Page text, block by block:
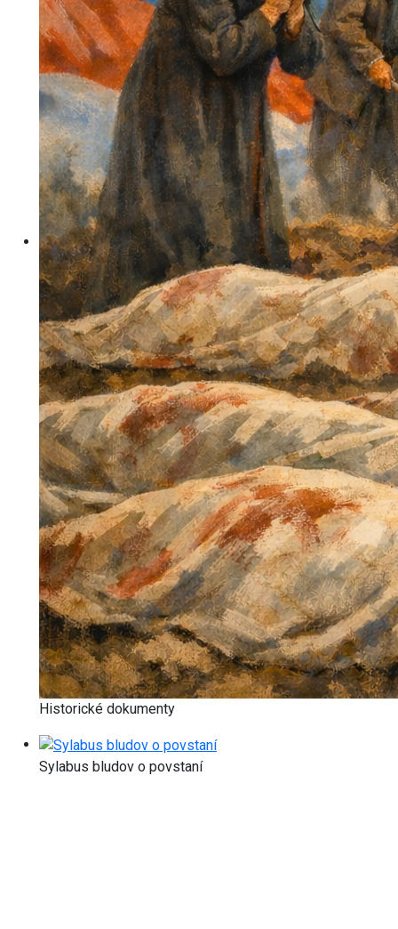
Historické dokumenty
Sylabus bludov o povstaní